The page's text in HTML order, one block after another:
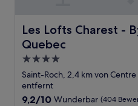
Les Lofts Charest -
Quebec
Les Lofts Charest - By
4.0-
Sterne-
Unterkunft
Saint-Roch, 2,4 km von
entfernt
9.2
9,2/10 Wunderbar (404